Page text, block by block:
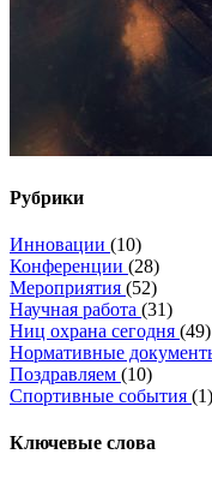
Рубрики
Инновации (10)
Конференции (28)
Мероприятия (52)
Научная работа (31)
Ниц охрана сегодня (49)
Нормативные
Поздравляем (10)
Спортивные события (1)
Ключевые слова